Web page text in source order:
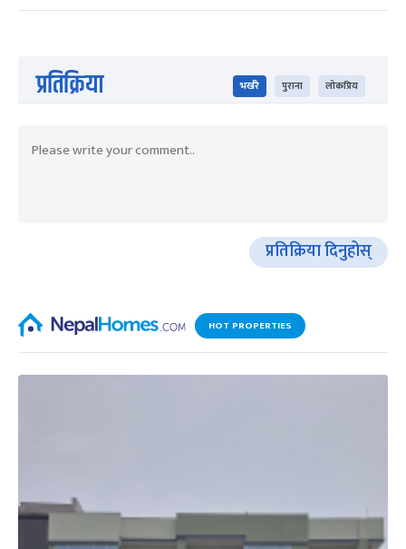
प्रतिक्रिया भर्खरै पुराना लोकप्रिय
प्रतिक्रिया दिनुहोस्
HOT PROPERTIES